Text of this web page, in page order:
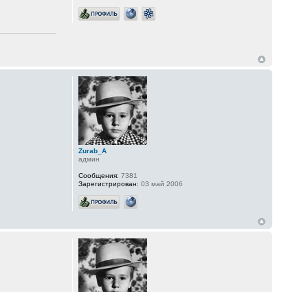
Zurab_A
админ
Сообщения: 7381
Зарегистрирован: 03 май 2006